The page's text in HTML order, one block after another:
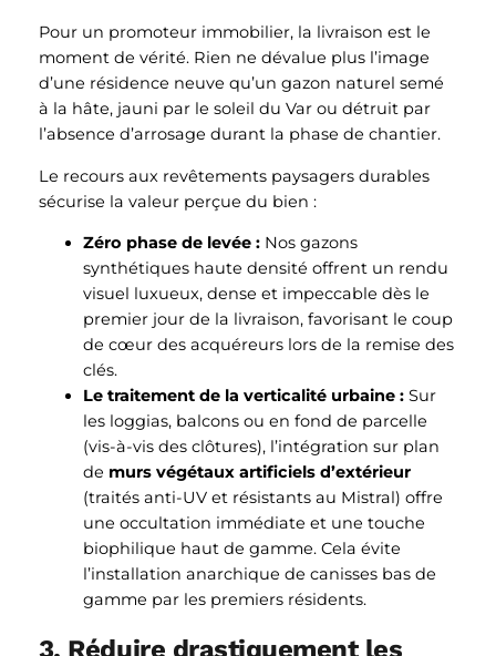
Pour un promoteur immobilier, la livraison est le
moment de vérité. Rien ne dévalue plus l’image
d’une résidence neuve qu’un gazon naturel semé
à la hâte, jauni par le soleil du Var ou détruit par
l’absence d’arrosage durant la phase de chantier.
Le recours aux revêtements paysagers durables
sécurise la valeur perçue du bien :
Zéro phase de levée :Nos gazons
synthétiques haute densité offrent un rendu
visuel luxueux, dense et impeccable dès le
premier jour de la livraison, favorisant le coup
de cœur des acquéreurs lors de la remise des
clés.
Le traitement de la verticalité urbaine :Sur
les loggias, balcons ou en fond de parcelle
(vis-à-vis des clôtures), l’intégration sur plan
de murs végétaux artificiels d’extérieur
(traités anti-UV et résistants au Mistral) offre
une occultation immédiate et une touche
biophilique haut de gamme. Cela évite
l’installation anarchique de canisses bas de
gamme par les premiers résidents.
3. Réduire drastiquement les